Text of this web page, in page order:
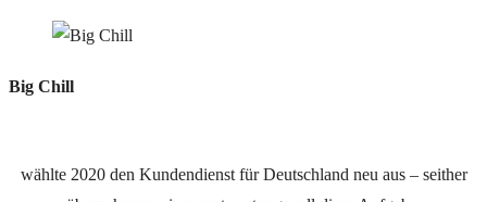
Big Chill
wählte 2020 den Kundendienst für Deutschland neu aus – seither